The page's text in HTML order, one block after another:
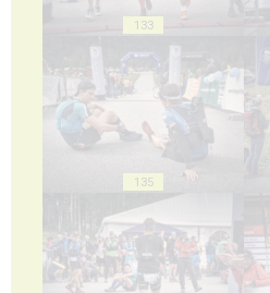
133
135